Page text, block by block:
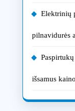
Elektrinių
pilnavidurės
išsamus